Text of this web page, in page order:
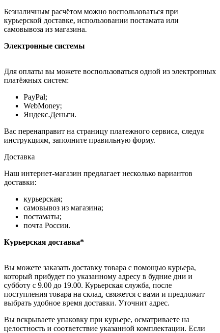
Безналичным расчётом можно воспользоваться при
курьерской доставке, использовании постамата или
самовывоза из магазина.
Электронные системы
Для оплаты вы можете воспользоваться одной из электронных
платёжных систем:
PayPal;
WebMoney;
Яндекс.Деньги.
Вас перенаправит на страницу платежного сервиса, следуя
инструкциям, заполните правильную форму.
Доставка
Наш интернет-магазин предлагает несколько вариантов
доставки:
курьерская;
самовывоз из магазина;
постаматы;
почта России.
Курьерская доставка*
Вы можете заказать доставку товара с помощью курьера,
который прибудет по указанному адресу в будние дни и
субботу с 9.00 до 19.00. Курьерская служба, после
поступления товара на склад, свяжется с вами и предложит
выбрать удобное время доставки. Уточнит адрес.
Вы вскрываете упаковку при курьере, осматриваете на
целостность и соответствие указанной комплектации. Если